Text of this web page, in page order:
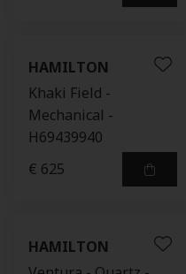
HAMILTON
Khaki Field -
Mechanical -
H69439940
€ 625
HAMILTON